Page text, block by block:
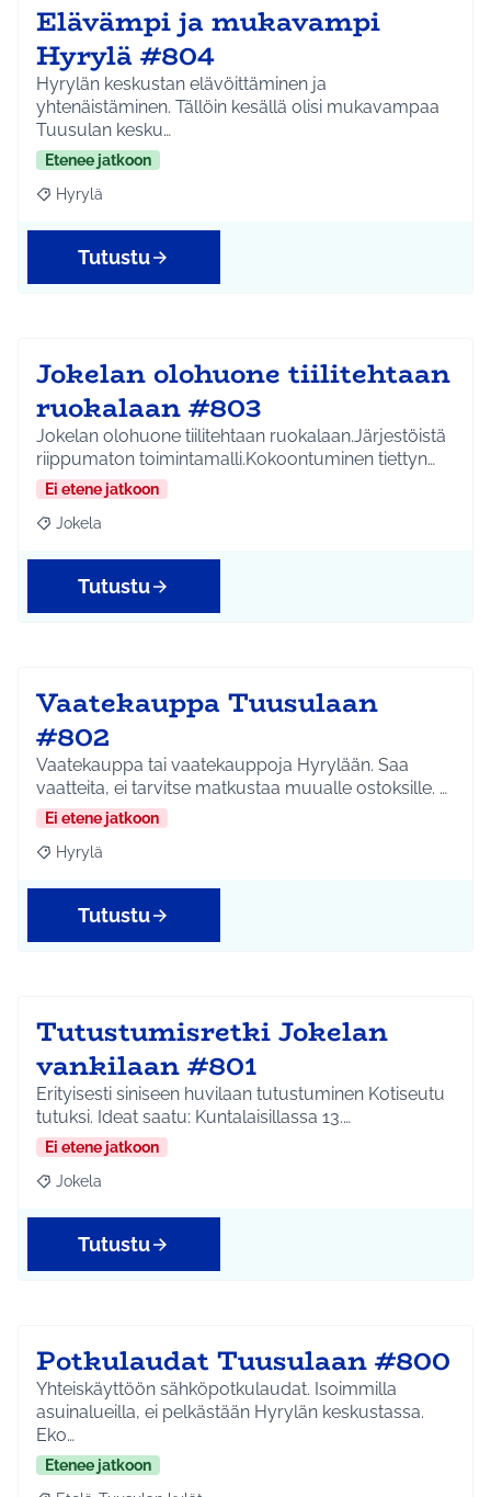
Elävämpi ja mukavampi
Hyrylä #804
Hyrylän keskustan elävöittäminen ja
yhtenäistäminen. Tällöin kesällä olisi mukavampaa
Tuusulan kesku…
Etenee jatkoon
Rajaa tulokset aihepiirin mukaan: Hyrylä
Hyrylä
Tutustu
Jokelan olohuone tiilitehtaan
ruokalaan #803
Jokelan olohuone tiilitehtaan ruokalaan.Järjestöistä
riippumaton toimintamalli.Kokoontuminen tiettyn…
Ei etene jatkoon
Rajaa tulokset aihepiirin mukaan: Jokela
Jokela
Tutustu
Vaatekauppa Tuusulaan
#802
Vaatekauppa tai vaatekauppoja Hyrylään. Saa
vaatteita, ei tarvitse matkustaa muualle ostoksille. …
Ei etene jatkoon
Rajaa tulokset aihepiirin mukaan: Hyrylä
Hyrylä
Tutustu
Tutustumisretki Jokelan
vankilaan #801
Erityisesti siniseen huvilaan tutustuminen Kotiseutu
tutuksi. Ideat saatu: Kuntalaisillassa 13.…
Ei etene jatkoon
Rajaa tulokset aihepiirin mukaan: Jokela
Jokela
Tutustu
Potkulaudat Tuusulaan #800
Yhteiskäyttöön sähköpotkulaudat. Isoimmilla
asuinalueilla, ei pelkästään Hyrylän keskustassa.
Eko…
Etenee jatkoon